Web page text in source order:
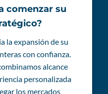
comenzar su
la expansión de su
con confianza.
alcance
personalizada
los mercados